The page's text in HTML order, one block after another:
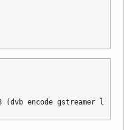
encode gstreamer